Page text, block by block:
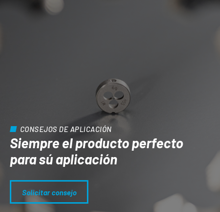
CONSEJOS DE APLICACIÓN
Siempre el producto perfecto
para sú aplicación
Solicitar consejo